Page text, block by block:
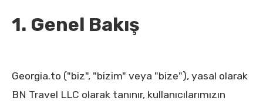
1. Genel Bakış
Georgia.to ("biz", "bizim" veya "bize"), yasal olarak
BN Travel LLC olarak tanınır, kullanıcılarımızın